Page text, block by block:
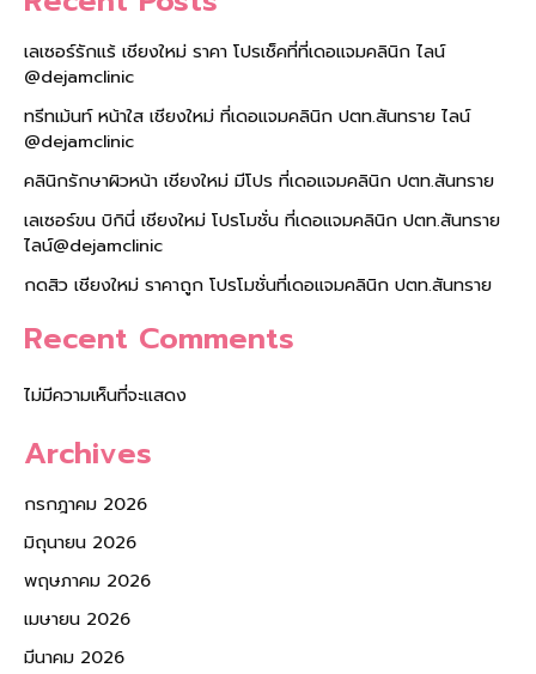
เลเซอร์รักแร้ เชียงใหม่ ราคา โปรเช็คที่ที่เดอแจมคลินิก ไลน์
@dejamclinic
ทรีทเม้นท์ หน้าใส เชียงใหม่ ที่เดอแจมคลินิก ปตท.สันทราย ไลน์
@dejamclinic
คลินิกรักษาผิวหน้า เชียงใหม่ มีโปร ที่เดอแจมคลินิก ปตท.สันทราย
เลเซอร์ขน บิกินี่ เชียงใหม่ โปรโมชั่น ที่เดอแจมคลินิก ปตท.สันทราย
ไลน์@dejamclinic
กดสิว เชียงใหม่ ราคาถูก โปรโมชั่นที่เดอแจมคลินิก ปตท.สันทราย
Recent Comments
ไม่มีความเห็นที่จะแสดง
Archives
กรกฎาคม 2026
มิถุนายน 2026
พฤษภาคม 2026
เมษายน 2026
มีนาคม 2026